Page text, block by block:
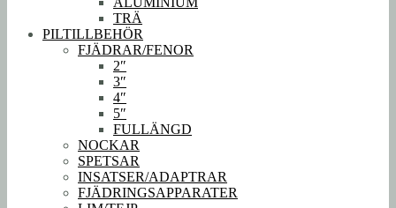
TRÄ
PILTILLBEHÖR
FJÄDRAR/FENOR
2″
3″
4″
5″
FULLÄNGD
NOCKAR
SPETSAR
INSATSER/ADAPTRAR
FJÄDRINGSAPPARATER